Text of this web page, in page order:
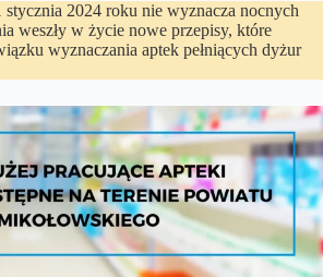
2024 roku nie wyznacza nocnych
weszły w życie nowe przepisy, które
wyznaczania aptek pełniących dyżur